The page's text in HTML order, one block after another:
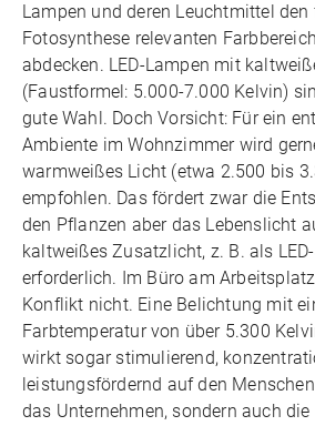
Lampen und deren Leuchtmittel den
Fotosynthese relevanten
abdecken. LED-Lampen mit
(Faustformel: 5.000-7.000 Kelvin)
gute Wahl. Doch Vorsicht: Für ein
Ambiente im Wohnzimmer wird
warmweißes Licht (etwa 2.500 bis
empfohlen. Das fördert zwar die
den Pflanzen aber das Lebenslicht
kaltweißes Zusatzlicht, z. B. als
erforderlich. Im Büro am
Konflikt nicht. Eine Belichtung mit
Farbtemperatur von über 5.300
wirkt sogar stimulierend,
leistungsfördernd auf den
das Unternehmen, sondern auch die